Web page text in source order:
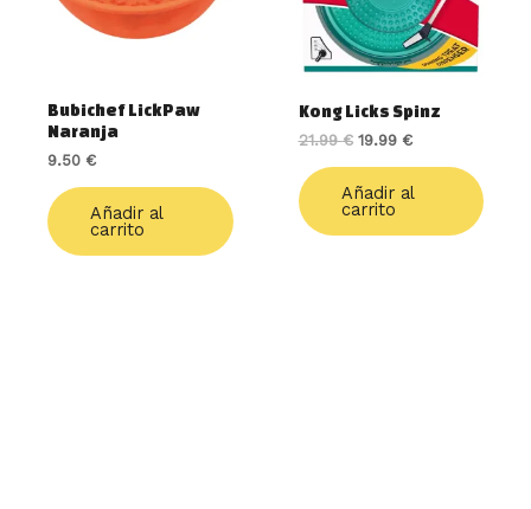
Bubichef LickPaw
Naranja
9.50 €
Añadir al
carrito
Kong Licks Spinz
21.99€ 19.99 €
Añadir al
carrito